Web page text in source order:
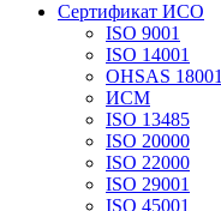
Сертификат ИСО
ISO 9001
ISO 14001
OHSAS 18001
ИСМ
ISO 13485
ISO 20000
ISO 22000
ISO 29001
ISO 45001